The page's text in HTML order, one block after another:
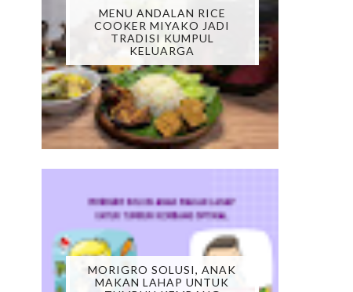
MENU ANDALAN RICE
COOKER MIYAKO JADI
TRADISI KUMPUL
KELUARGA
MORIGRO SOLUSI, ANAK
MAKAN LAHAP UNTUK